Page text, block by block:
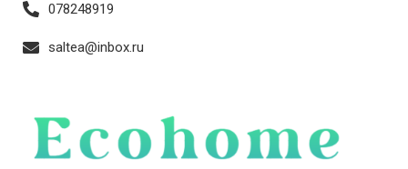
078248919
saltea@inbox.ru